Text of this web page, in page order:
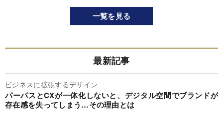
一覧を見る
最新記事
ビジネスに拡張するデザイン
パーパスとCXが一体化しないと、デジタル空間でブランドが
存在感を失ってしまう…その理由とは